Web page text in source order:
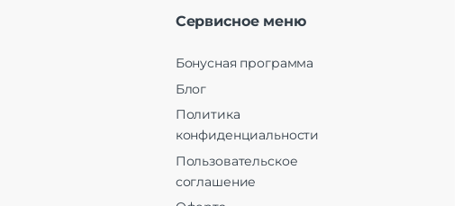
Сервисное меню
Бонусная программа
Блог
Политика
конфиденциальности
Пользовательское
соглашение